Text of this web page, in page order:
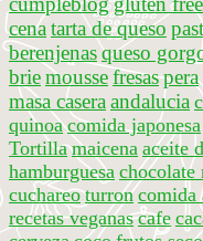
cena tarta de queso
berenjenasqueso
briemoussefresaspera
masa casera andalucia
quinoa comida japonesa
Tortilla maicena aceite
hamburguesa chocolate
cuchareo turron comida
recetas veganas cafe